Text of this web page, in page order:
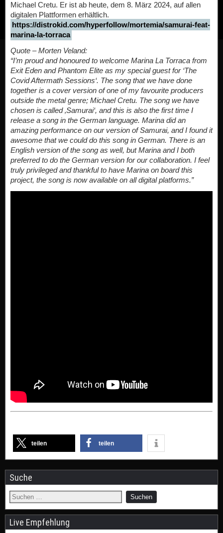
Michael Cretu. Er ist ab heute, dem 8. März 2024, auf allen
digitalen Plattformen erhältlich.
https://distrokid.com/hyperfollow/mortemia/samurai-feat-
marina-la-torraca
Quote – Morten Veland:
“I’m proud and honoured to welcome Marina La Torraca from
Exit Eden and Phantom Elite as my special guest for ‘The
Covid Aftermath Sessions‘. The song that we have done
together is a cover version of one of my favourite producers
outside the metal genre; Michael Cretu. The song we have
chosen is called ‚Samurai‘, and this is also the first time I
release a song in the German language. Marina did an
amazing performance on our version of Samurai, and I found it
awesome that we could do this song in German. There is an
English version of the song as well, but Marina and I both
preferred to do the German version for our collaboration. I feel
truly privileged and thankful to have Marina on board this
project, the song is now available on all digital platforms.”
teilen teilen
Suche
Live Empfehlung